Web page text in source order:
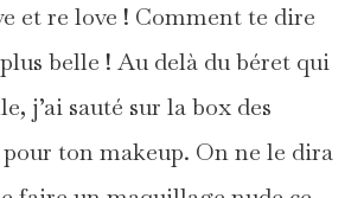
et re love ! Comment te dire
belle ! Au delà du béret qui
j’ai sauté sur la box des
ton makeup. On ne le dira